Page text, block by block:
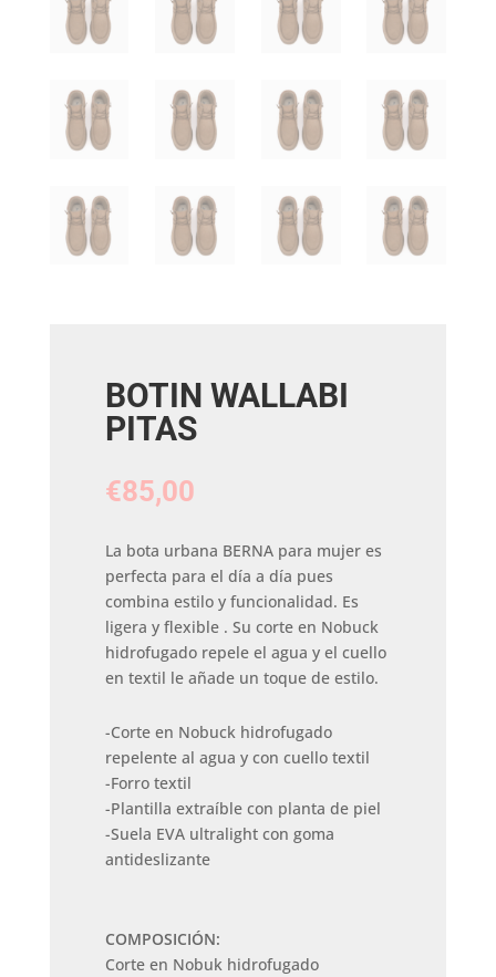
BOTIN WALLABI
PITAS
€85,00
La bota urbana BERNA para mujer es
perfecta para el día a día pues
combina estilo y funcionalidad. Es
ligera y flexible . Su corte en Nobuck
hidrofugado repele el agua y el cuello
en textil le añade un toque de estilo.
-Corte en Nobuck hidrofugado
repelente al agua y con cuello textil
-Forro textil
-Plantilla extraíble con planta de piel
-Suela EVA ultralight con goma
antideslizante
COMPOSICIÓN:
Corte en Nobuk hidrofugado